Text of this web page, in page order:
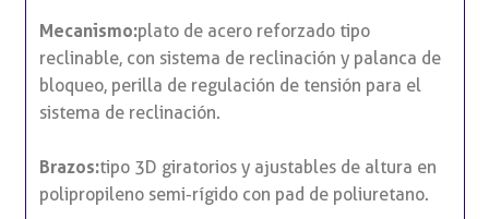
Mecanismo:plato de acero reforzado tipo
reclinable, con sistema de reclinación y palanca de
bloqueo, perilla de regulación de tensión para el
sistema de reclinación.
Brazos:tipo 3D giratorios y ajustables de altura en
polipropileno semi-rígido con pad de poliuretano.